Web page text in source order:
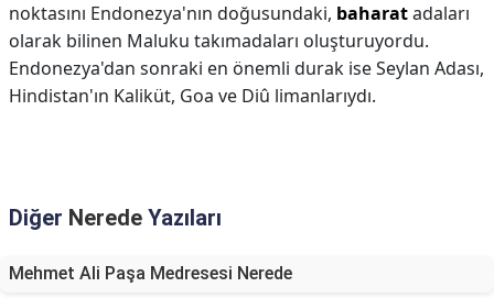
noktasını Endonezya'nın doğusundaki, baharatadaları
olarak bilinen Maluku takımadaları oluşturuyordu.
Endonezya'dan sonraki en önemli durak ise Seylan Adası,
Hindistan'ın Kaliküt, Goa ve Diû limanlarıydı.
Diğer Nerede Yazıları
Mehmet Ali Paşa Medresesi Nerede